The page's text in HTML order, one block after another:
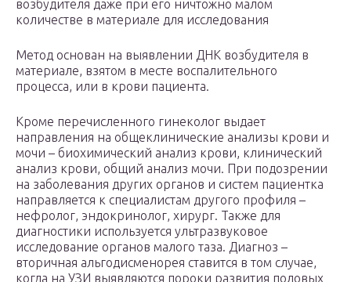
возбудителя даже при его ничтожно малом
количестве в материале для исследования
Метод основан на выявлении ДНК возбудителя в
материале, взятом в месте воспалительного
процесса, или в крови пациента.
Кроме перечисленного гинеколог выдает
направления на общеклинические анализы крови и
мочи – биохимический анализ крови, клинический
анализ крови, общий анализ мочи. При подозрении
на заболевания других органов и систем пациентка
направляется к специалистам другого профиля –
нефролог, эндокринолог, хирург. Также для
диагностики используется ультразвуковое
исследование органов малого таза. Диагноз –
вторичная альгодисменорея ставится в том случае,
когда на УЗИ выявляются пороки развития половых